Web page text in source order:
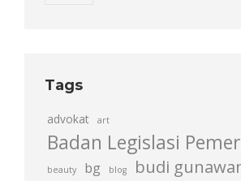
Tags
advokat art
Badan Legislasi
beauty bg blog budi